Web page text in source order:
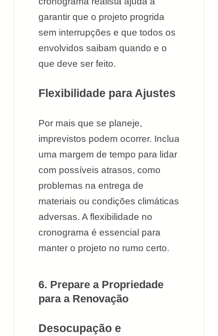
garantir que o projeto progrida
sem interrupções e que todos os
envolvidos saibam quando e o
que deve ser feito.
Flexibilidade para Ajustes
Por mais que se planeje,
imprevistos podem ocorrer. Inclua
uma margem de tempo para lidar
com possíveis atrasos, como
problemas na entrega de
materiais ou condições climáticas
adversas. A flexibilidade no
cronograma é essencial para
manter o projeto no rumo certo.
6. Prepare a Propriedade
para a Renovação
Desocupação e